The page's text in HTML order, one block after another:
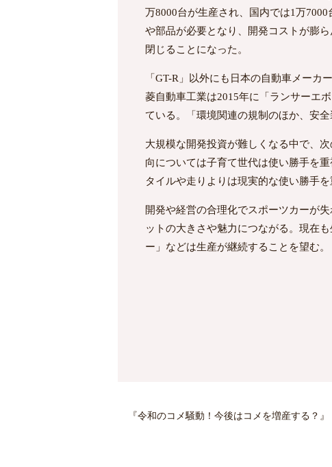
万8000台が生産され、国内では1万
や部品が必要となり、開発コストが膨
閉じることになった。
「GT-R」以外にも日本の自動車メー
菱自動車工業は2015年に「ランサーエ
ている。「環境関連の規制のほか、安
大規模な開発投資が難しくなる中で、
向については子育て世代は使い勝手を
タイルや走りよりは現実的な使い勝手
開発や経営の合理化でスポーツカーが
ットの大きさや魅力につながる。現在
ー」などは生産が継続することを望む。
『令和のコメ騒動！今後はコメを増産する？』